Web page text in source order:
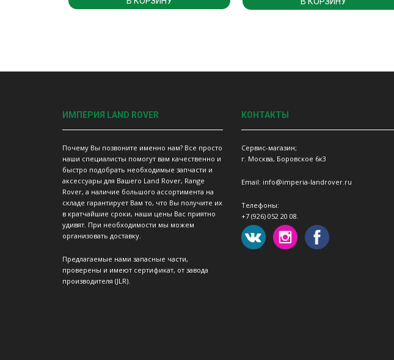
ИМПЕРИЯ LAND ROVER
Почему Вы позвоните именно нам? Все просто
наши специалисты помогут вам качественно и
быстро подобрать необходимые запчасти и
аксессуары для Вашего Land Rover, Range
Rover, а наличие большого ассортимента на
складе гарантирует Вам то, что Вы получите их
в кратчайшие сроки, наши цены Вас приятно
удивят. При необходимости мы можем
организовать доставку.
Предлагаемые нами запасные части,
проверены и имеют сертификат, от завода
производителя (JLR).
КОНТАКТЫ
Сервис-магазин;
г. Москва, Боровское 6к3
Email: info@imperia-landrover.ru
Телефоны:
+7 (926) 052 20 08.